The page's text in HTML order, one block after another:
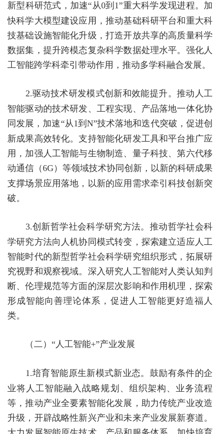
新型科研范式，加速“从0到 1”重大科学发现进程。加
快科学大模型建设应用，推动基础科研平台和重大科
技基础设施智能化升级，打造开放共享的高质量科学
数据集，提升跨模态复杂科学数据处理水平。强化人
工智能跨学科牵引带动作用，推动多学科融合发展。
2.驱动技术研发模式创新和效能提升。 推动人工
智能驱动的技术研发、工程实现、产品落地一体化协
同发展，加速 “从1到 N”技术落地和迭代突破，促进创
新成果高效转化。支持智能化研发工具和平台推广应
用，加强人工智能与生物制造、量子科技、第六代移
动通信（6G）等领域技术协同创新，以新的科研成果
支撑场景应用落地，以新的应用需求牵引科技创新突
破。
3.创新哲学社会科学研究方法。 推动哲学社会科
学研究方法向人机协同模式转变，探索建立适应人工
智能时代的新型哲学社会科学研究组织形式，拓展研
究视野和观察视域。深入研究人工智能对人类认知判
断、伦理规范等方面的深层次影响和作用机理，探索
形成智能向善理论体系，促进人工智能更好造福人
类。
（二） “人工智能+”产业发展
1.培育智能原生新模式新业态。 鼓励有条件的企
业将人工智能融入战略规划、组织架构、业务流程
等，推动产业全要素智能化发展，助力传统产业改造
升级，开辟战略性新兴产业和未来产业发展新赛道。